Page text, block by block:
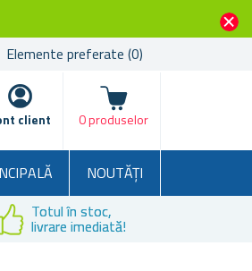
Elemente preferate (0)
client
Coșul
0 produselor
NOUTĂȚI
Totul în stoc,
livrare imediată!